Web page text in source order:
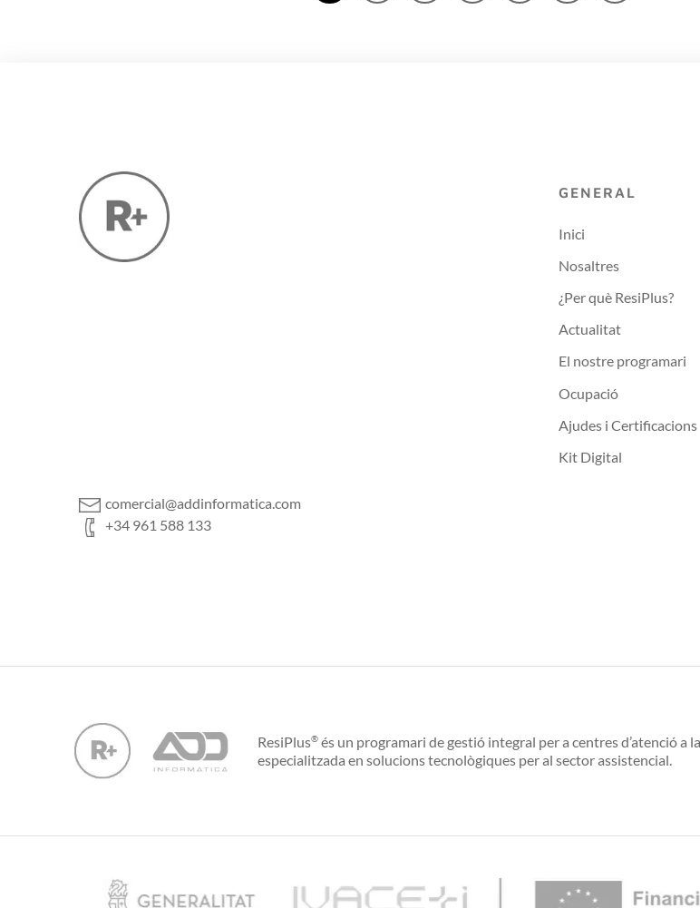
comercial@addinformatica.com
+34 961 588 133
GENERAL
Inici
Nosaltres
¿Per què ResiPlus?
Actualitat
El nostre programari
Ocupació
Ajudes i Certificacions
Kit Digital
ResiPlus®és un programari de gestió integral per a centres d’atenció
especialitzada en solucions tecnològiques per al sector assistencial.